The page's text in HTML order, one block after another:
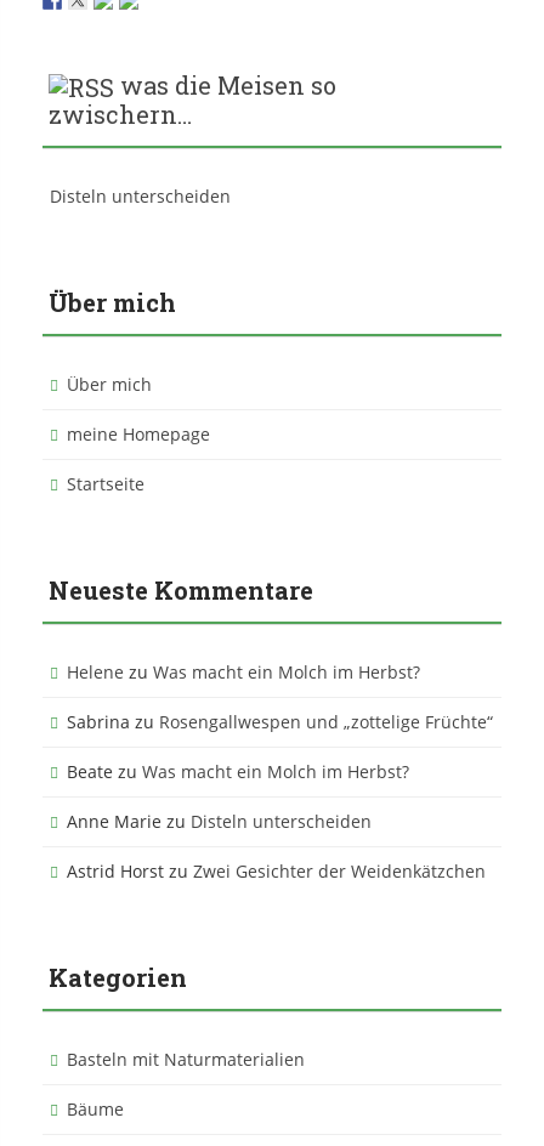
was die Meisen so
zwischern…
Disteln unterscheiden
Über mich
Über mich
meine Homepage
Startseite
Neueste Kommentare
Helene zu Was macht ein Molch im Herbst?
Sabrina zu Rosengallwespen und „zottelige Früchte“
Beate zu Was macht ein Molch im Herbst?
Anne Marie zu Disteln unterscheiden
Astrid Horst zu Zwei Gesichter der Weidenkätzchen
Kategorien
Basteln mit Naturmaterialien
Bäume